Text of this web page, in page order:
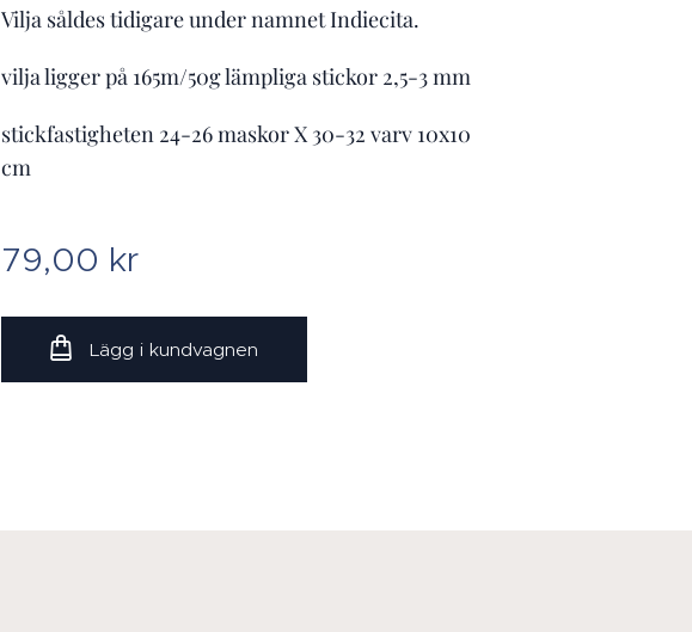
Vilja såldes tidigare under namnet Indiecita.
vilja ligger på 165m/50g lämpliga stickor 2,5-3 mm
stickfastigheten 24-26 maskor X 30-32 varv 10x10
cm
79,00 kr
Lägg i kundvagnen